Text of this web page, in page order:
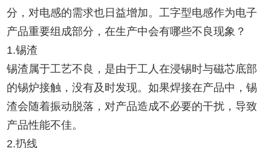
分，对电感的需求也日益增加。工字型电感作为电子
产品重要组成部分，在生产中会有哪些不良现象？
1.锡渣
锡渣属于工艺不良，是由于工人在浸锡时与磁芯底部
的锡炉接触，没有及时发现。如果焊接在产品中，锡
渣会随着振动脱落，对产品造成不必要的干扰，导致
产品性能不佳。
2.扔线